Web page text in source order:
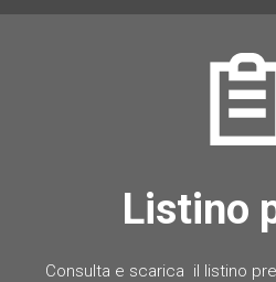
Listino
Consulta e scarica il listino